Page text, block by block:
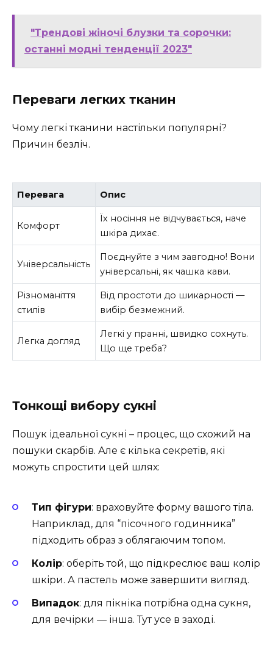
"Трендові жіночі блузки та сорочки:
останні модні тенденції 2023"
Переваги легких тканин
Чому легкі тканини настільки популярні?
Причин безліч.
Перевага Опис
Комфорт
Їх носіння не відчувається, наче
шкіра дихає.
Універсальність
Поєднуйте з чим завгодно! Вони
універсальні, як чашка кави.
Різноманіття
стилів
Від простоти до шикарності —
вибір безмежний.
Легка догляд
Легкі у пранні, швидко сохнуть.
Що ще треба?
Тонкощі вибору сукні
Пошук ідеальної сукні – процес, що схожий на
пошуки скарбів. Але є кілька секретів, які
можуть спростити цей шлях:
Тип фігури: враховуйте форму вашого тіла.
Наприклад, для “пісочного годинника”
підходить образ з облягаючим топом.
Колір: оберіть той, що підкреслює ваш колір
шкіри. А пастель може завершити вигляд.
Випадок: для пікніка потрібна одна сукня,
для вечірки — інша. Тут усе в заході.